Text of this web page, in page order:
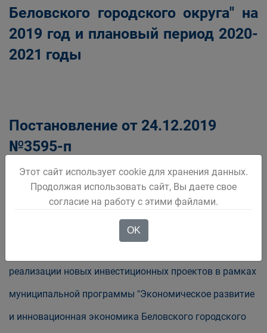
Беловского городского округа" на
2019 год и плановый период 2020-
2021 годы
Постановление от 24.12.2019
№3595-п
Об утверждении порядка предоставления субсидий и
расходования средств на иные цели - реализации
мероприятий по строительству и (или) реконструкции
реализации новых инвестиционных проектов в рамках
муниципальной программы "Экономическое развитие
и инновационная экономика Беловского городского
Этот сайт использует cookie для хранения данных.
Продолжая использовать сайт, Вы даете свое
согласие на работу с этими файлами.
OK